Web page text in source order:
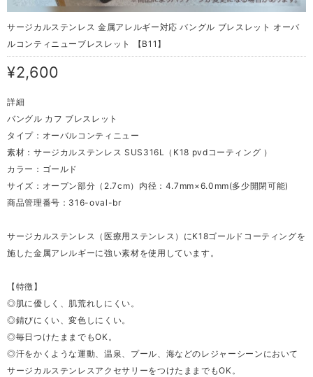
サージカルステンレス 金属アレルギー対応 バングル ブレスレット オーバ
ルコンティニューブレスレット 【B11】
¥2,600
詳細
バングル カフ ブレスレット
タイプ：オーバルコンティニュー
素材：サージカルステンレス SUS316L（K18 pvdコーティング ）
カラー：ゴールド
サイズ：オープン部分（2.7cm）内径：4.7mm×6.0mm(多少開閉可能)
商品管理番号：316-oval-br
サージカルステンレス（医療用ステンレス）にK18ゴールドコーティングを
施した金属アレルギーに強い素材を使用しています。
【特徴】
◎肌に優しく、肌荒れしにくい。
◎錆びにくい、変色しにくい。
◎毎日つけたままでもOK。
◎汗をかくような運動、温泉、プール、海などのレジャーシーンにおいて
サージカルステンレスアクセサリーをつけたままでもOK。